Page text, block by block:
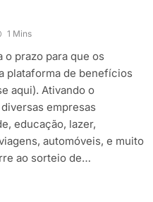
1 Mins
o prazo para que os
plataforma de benefícios
aqui). Ativando o
empresas
educação, lazer,
automóveis, e muito
ao sorteio de…